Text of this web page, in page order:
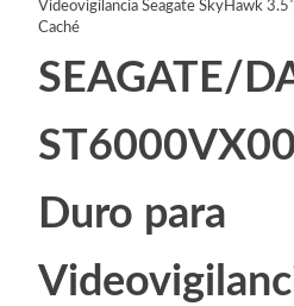
Videovigilancia Seagate SkyHawk
Caché
SEAGATE/
Duro para